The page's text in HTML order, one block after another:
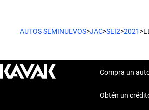
AUTOS SEMINUEVOS>JAC>SEI2>2021 >
Compra un
Obtén un